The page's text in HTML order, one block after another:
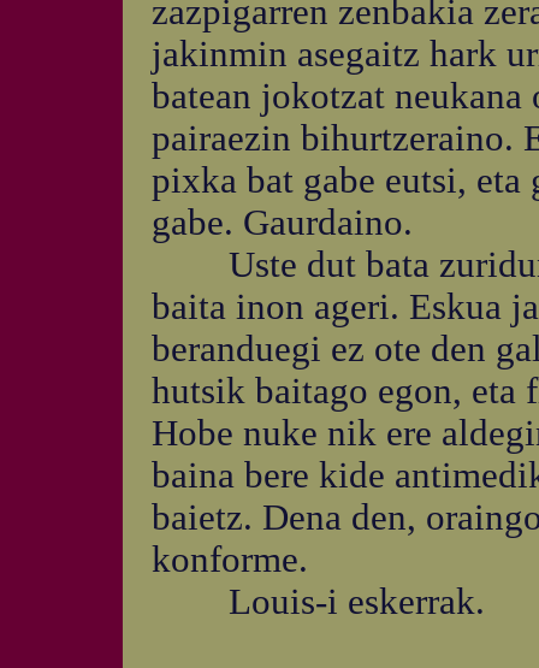
zazpigarren zenbakia
jakinmin asegaitz hark
batean jokotzat
pairaezin bihurtzeraino.
pixka bat gabe eutsi,
gabe. Gaurdaino.
Uste dut bata
baita inon ageri. Eskua
beranduegi ez ote den
hutsik baitago egon,
Hobe nuke nik ere
baina bere kide
baietz. Dena den,
konforme.
Louis-i eskerrak.